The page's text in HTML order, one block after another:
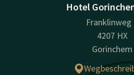
Hotel
Franklinweg
4207 HX
Gorinchem